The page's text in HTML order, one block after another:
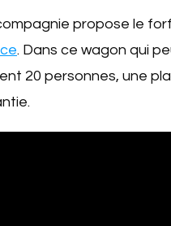
propose le
. Dans ce wagon qui
20 personnes, une